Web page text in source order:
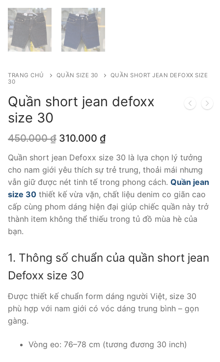
TRANG CHỦ QUẦN SIZE 30
QUẦN SHORT JEAN DEFOXX SIZE
30
Quần short jean defoxx
size 30
450.000₫ Giá
là:
450.000 ₫.
310.000 ₫Giá
tại
là:
310.000 ₫.
Quần short jean Defoxx size 30 là lựa chọn lý tưởng
cho nam giới yêu thích sự trẻ trung, thoải mái nhưng
vẫn giữ được nét tinh tế trong phong cách. Quần jean
size 30 thiết kế vừa vặn, chất liệu denim co giãn cao
cấp cùng phom dáng hiện đại giúp chiếc quần này trở
thành item không thể thiếu trong tủ đồ mùa hè của
bạn.
1. Thông số chuẩn của quần short jean
Defoxx size 30
Được thiết kế chuẩn form dáng người Việt, size 30
phù hợp với nam giới có vóc dáng trung bình – gọn
gàng.
Vòng eo: 76–78 cm (tương đương 30 inch)